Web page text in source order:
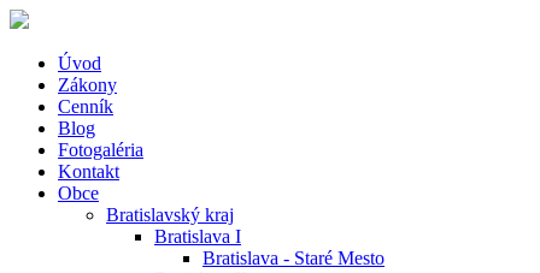
Úvod
Zákony
Cenník
Blog
Fotogaléria
Kontakt
Obce
Bratislavský kraj
Bratislava I
Bratislava - Staré Mesto